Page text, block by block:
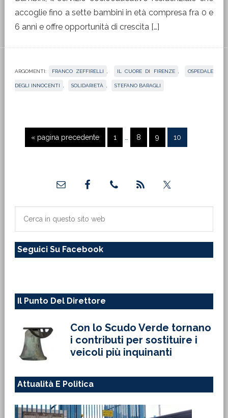
accoglie fino a sette bambini in età compresa fra 0 e
6 anni e offre opportunità di crescita […]
ARGOMENTI: FRANCO ZEFFIRELLI IL CUORE DI FIRENZE OSPEDALE
DEGLI INNOCENTI SOLIDARIETÀ STEFANO BARAGLI
« Vai
alla
pagina precedente Pagina
1
PaginePagina
8 Pagina
9 Pagina
10
primaria
sito
Seguici Su Facebook
Il Punto Del Direttore
Con lo Scudo Verde tornano
i contributi per sostituire i
veicoli più inquinanti
Attualità E Politica